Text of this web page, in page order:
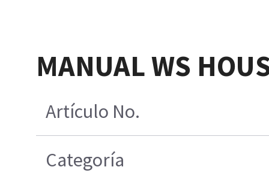
MANUAL WS
Artículo No.
Categoría